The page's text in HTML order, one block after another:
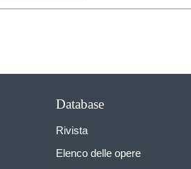
Database
Rivista
Elenco delle opere